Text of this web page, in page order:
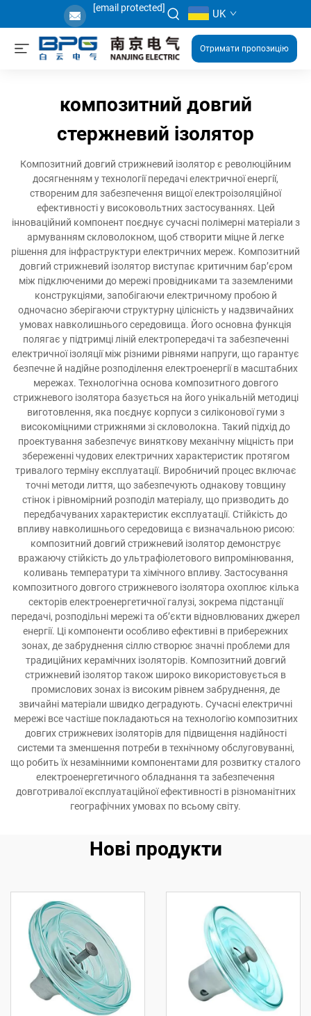
[email protected] UK
Отримати пропозицію
композитний довгий
стержневий ізолятор
Композитний довгий стрижневий ізолятор є революційним
досягненням у технології передачі електричної енергії,
створеним для забезпечення вищої електроізоляційної
ефективності у високовольтних застосуваннях. Цей
інноваційний компонент поєднує сучасні полімерні матеріали з
армуванням скловолокном, щоб створити міцне й легке
рішення для інфраструктури електричних мереж. Композитний
довгий стрижневий ізолятор виступає критичним бар’єром
між підключеними до мережі провідниками та заземленими
конструкціями, запобігаючи електричному пробою й
одночасно зберігаючи структурну цілісність у надзвичайних
умовах навколишнього середовища. Його основна функція
полягає у підтримці ліній електропередачі та забезпеченні
електричної ізоляції між різними рівнями напруги, що гарантує
безпечне й надійне розподілення електроенергії в масштабних
мережах. Технологічна основа композитного довгого
стрижневого ізолятора базується на його унікальній методиці
виготовлення, яка поєднує корпуси з силіконової гуми з
високоміцними стрижнями зі скловолокна. Такий підхід до
проектування забезпечує виняткову механічну міцність при
збереженні чудових електричних характеристик протягом
тривалого терміну експлуатації. Виробничий процес включає
точні методи лиття, що забезпечують однакову товщину
стінок і рівномірний розподіл матеріалу, що призводить до
передбачуваних характеристик експлуатації. Стійкість до
впливу навколишнього середовища є визначальною рисою:
композитний довгий стрижневий ізолятор демонструє
вражаючу стійкість до ультрафіолетового випромінювання,
коливань температури та хімічного впливу. Застосування
композитного довгого стрижневого ізолятора охоплює кілька
секторів електроенергетичної галузі, зокрема підстанції
передачі, розподільні мережі та об’єкти відновлюваних джерел
енергії. Ці компоненти особливо ефективні в прибережних
зонах, де забруднення сіллю створює значні проблеми для
традиційних керамічних ізоляторів. Композитний довгий
стрижневий ізолятор також широко використовується в
промислових зонах із високим рівнем забруднення, де
звичайні матеріали швидко деградують. Сучасні електричні
мережі все частіше покладаються на технологію композитних
довгих стрижневих ізоляторів для підвищення надійності
системи та зменшення потреби в технічному обслуговуванні,
що робить їх незамінними компонентами для розвитку сталого
електроенергетичного обладнання та забезпечення
довготривалої експлуатаційної ефективності в різноманітних
географічних умовах по всьому світу.
Нові продукти